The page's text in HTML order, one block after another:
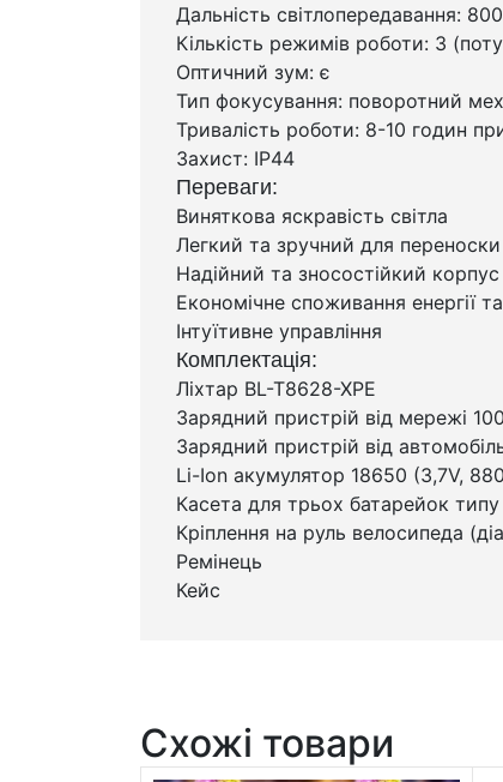
Дальність світлопередавання:
Кількість режимів роботи: 3
Оптичний зум: є
Тип фокусування: поворотний
Тривалість роботи: 8-10 годин
Захист: IP44
Переваги:
Виняткова яскравість світла
Легкий та зручний для переноски
Надійний та зносостійкий корпус
Економічне споживання енергії
Інтуїтивне управління
Комплектація:
Ліхтар BL-T8628-XPE
Зарядний пристрій від мережі
Зарядний пристрій від
Li-Ion акумулятор 18650 (3,7V,
Касета для трьох батарейок
Кріплення на руль велосипеда
Ремінець
Кейс
Схожі товари